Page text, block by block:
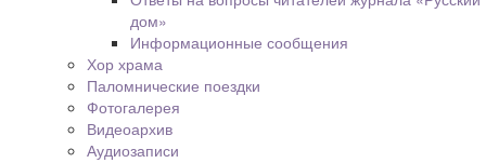
дом»
Информационные сообщения
Хор храма
Паломнические поездки
Фотогалерея
Видеоархив
Аудиозаписи